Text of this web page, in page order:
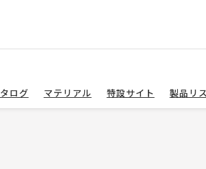
ログ マテリアル 特設サイト 製品リ